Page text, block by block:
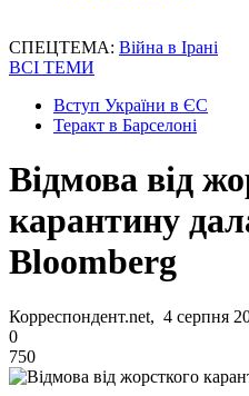
СПЕЦТЕМА: Війна в Ірані
ВСІ ТЕМИ
Вступ України в ЄС
Теракт в Барселоні
Відмова від
карантину
Bloomberg
Корреспондент.net, 4 серпня
0
750